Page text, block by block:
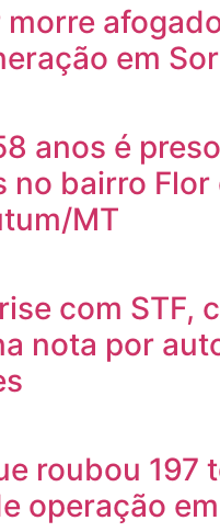
em
anos é
no bairro Flor
MT
com STF,
nota por
roubou 197
operação